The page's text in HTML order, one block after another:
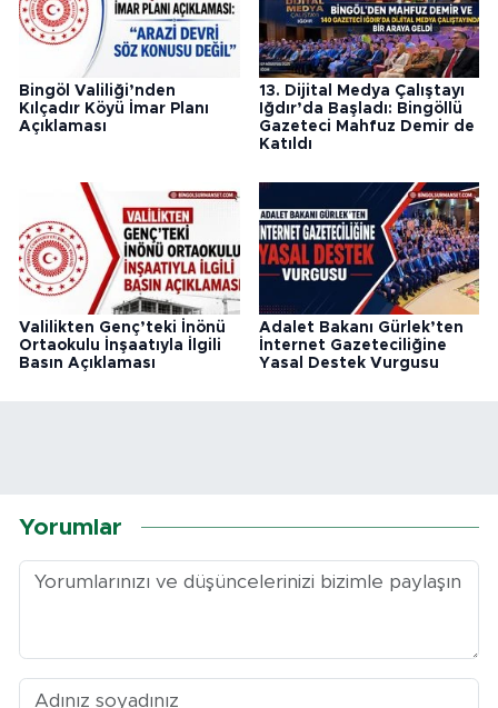
Bingöl Valiliği’nden
Kılçadır Köyü İmar Planı
Açıklaması
13. Dijital Medya Çalıştayı
Iğdır’da Başladı: Bingöllü
Gazeteci Mahfuz Demir de
Katıldı
Valilikten Genç’teki İnönü
Ortaokulu İnşaatıyla İlgili
Basın Açıklaması
Adalet Bakanı Gürlek’ten
İnternet Gazeteciliğine
Yasal Destek Vurgusu
Yorumlar